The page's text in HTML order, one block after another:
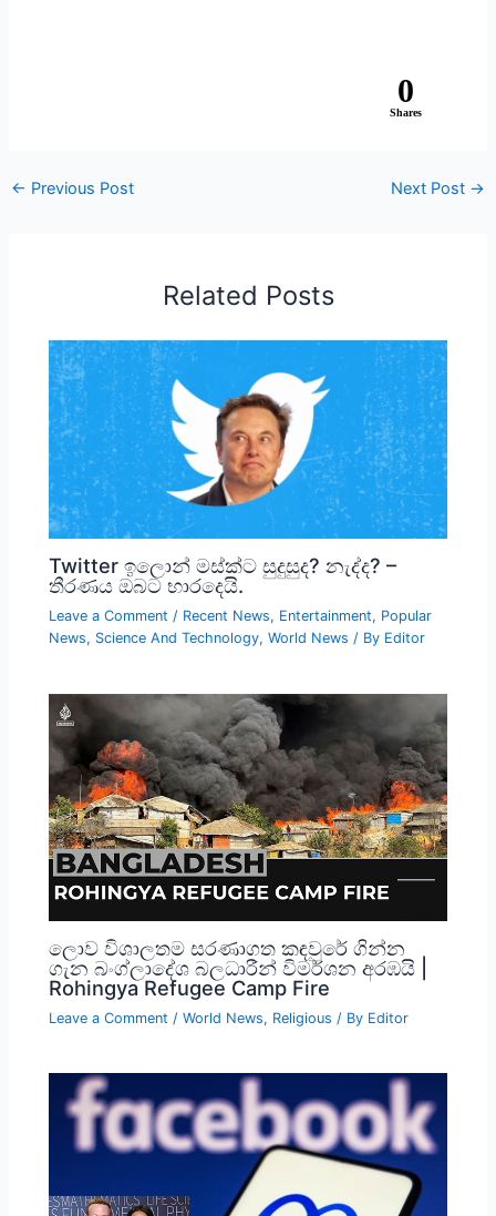
0
Shares
← Previous Post Next Post →
Related Posts
Twitter ඉලොන් මස්ක්ට සුදුසුද? නැද්ද? –
තීරණය ඔබට භාරදෙයි.
Leave a Comment / Recent News, Entertainment, Popular
News, Science And Technology,World News / By Editor
ලොව විශාලතම සරණාගත කඳවුරේ ගින්න
ගැන බංග්ලාදේශ බලධාරීන් විමර්ශන අරඹයි |
Rohingya Refugee Camp Fire
Leave a Comment /World News, Religious / By Editor